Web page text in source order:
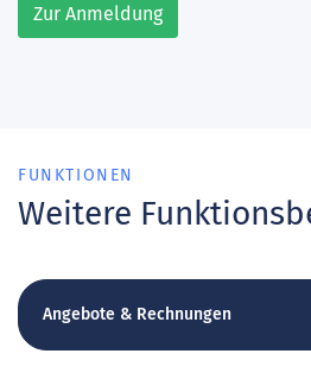
Zur Anmeldung
FUNKTIONEN
Weitere
Angebote & Rechnungen